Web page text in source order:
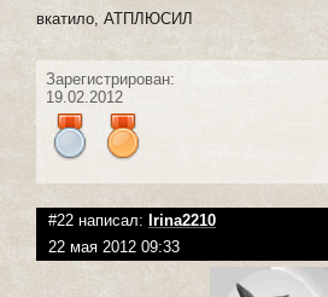
вкатило, АТПЛЮСИЛ
Зарегистрирован:
19.02.2012
#22 написал: Irina2210
22 мая 2012 09:33